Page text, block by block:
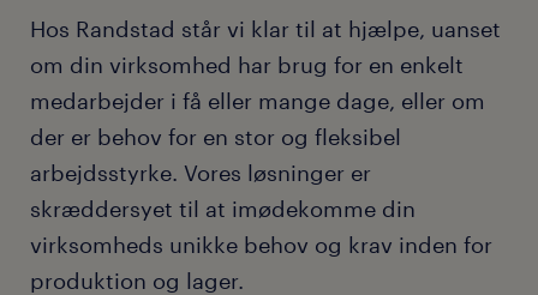
Hos Randstad står vi klar til at hjælpe, uanset
om din virksomhed har brug for en enkelt
medarbejder i få eller mange dage, eller om
der er behov for en stor og fleksibel
arbejdsstyrke. Vores løsninger er
skræddersyet til at imødekomme din
virksomheds unikke behov og krav inden for
produktion og lager.